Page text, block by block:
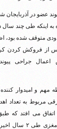
به اینکه طی چند
متوقف شده بود،
و پس از فروکش کردن
جراحی
مهم و امیدوار
مربوط به تعداد
می افتد که
شده تعداد مرگ های